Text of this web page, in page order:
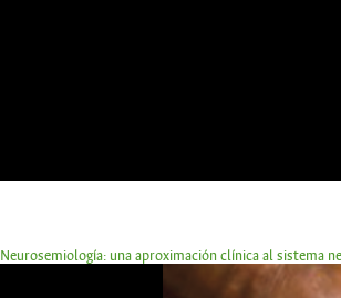
Neurosemiología: una aproximación clínica al sistema